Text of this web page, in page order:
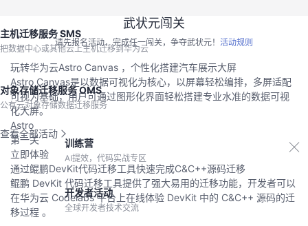
主机迁移服务 SMS
把数据中心或其他云上主机迁移到华为云
对象存储迁移服务 OMS
公有云对象存储数据迁移服务
查看全部活动
训练营
AI提效，代码实战专区
开发者活动
全球开发者技术交流
武状元闯关
请先报名活动，完成任一闯关，争夺武状元！ 活动规则
玩转华为云Astro Canvas ，个性化搭建汽车展示大屏
Astro Canvas是以数据可视化为核心，以屏幕轻松编排，多屏适配
可视为基础，用户可通过图形化界面轻松搭建专业水准的数据可视
化大屏。
Astro
第一关
立即体验
通过鲲鹏DevKit代码迁移工具快速完成C&C++源码迁移
鲲鹏 DevKit 代码迁移工具提供了强大易用的迁移功能，开发者可以
在华为云 Codelabs 平台上在线体验 DevKit 中的 C&C++ 源码的迁
移过程 。